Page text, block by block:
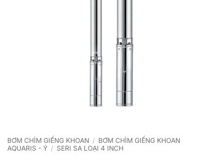
BƠM CHÌM GIẾNG KHOAN / BƠM CHÌM GIẾNG KHOAN
AQUARIS - Ý / SERI SA LOẠI 4 INCH